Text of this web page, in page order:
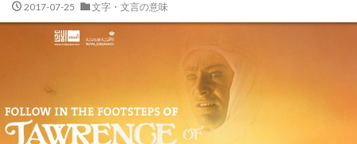
2017-07-25 文字・文言の意味